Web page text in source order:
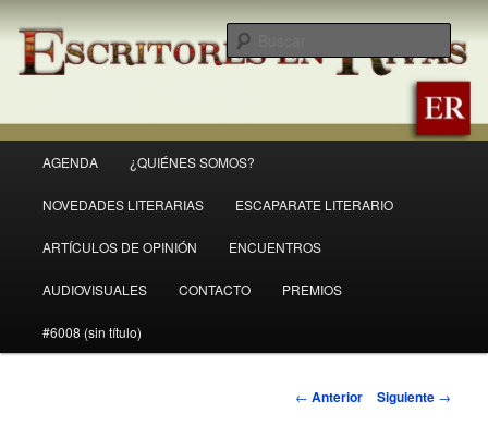
Ir
al
contenido
principal
Revista Escritores en Rivas
principal
AGENDA ¿QUIÉNES SOMOS?
NOVEDADES LITERARIAS ESCAPARATE LITERARIO
ARTÍCULOS DE OPINIÓN ENCUENTROS
AUDIOVISUALES CONTACTO PREMIOS
#6008 (sin título)
Navegación
← Anterior Siguiente →